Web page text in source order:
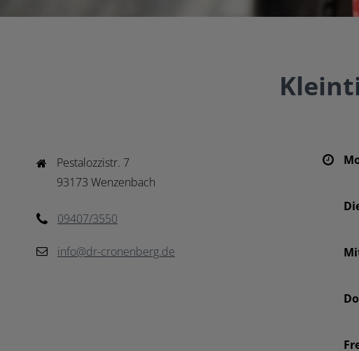
Pestalozzistr. 7
93173 Wenzenbach
09407/3550
info@dr-cronenberg.de